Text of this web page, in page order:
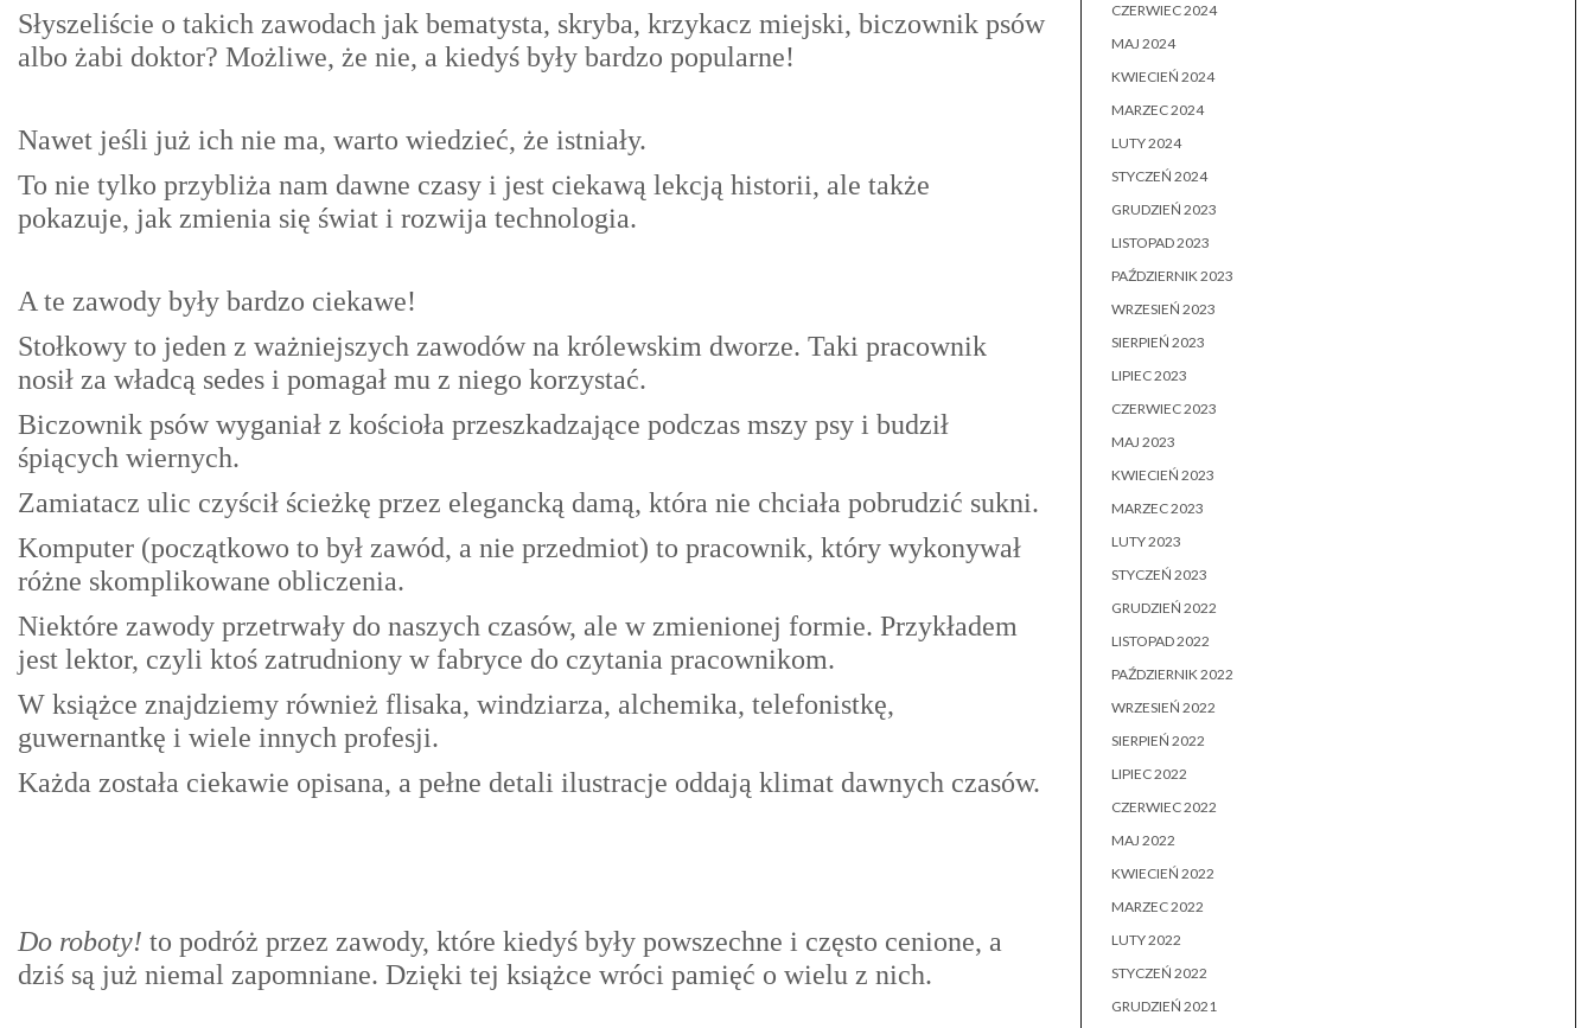
Słyszeliście o takich zawodach jak bematysta, skryba, krzykacz miejski, biczownik psów
albo żabi doktor? Możliwe, że nie, a kiedyś były bardzo popularne!
Nawet jeśli już ich nie ma, warto wiedzieć, że istniały.
To nie tylko przybliża nam dawne czasy i jest ciekawą lekcją historii, ale także
pokazuje, jak zmienia się świat i rozwija technologia.
A te zawody były bardzo ciekawe!
Stołkowy to jeden z ważniejszych zawodów na królewskim dworze. Taki pracownik
nosił za władcą sedes i pomagał mu z niego korzystać.
Biczownik psów wyganiał z kościoła przeszkadzające podczas mszy psy i budził
śpiących wiernych.
Zamiatacz ulic czyścił ścieżkę przez elegancką damą, która nie chciała pobrudzić sukni.
Komputer (początkowo to był zawód, a nie przedmiot) to pracownik, który wykonywał
różne skomplikowane obliczenia.
Niektóre zawody przetrwały do naszych czasów, ale w zmienionej formie. Przykładem
jest lektor, czyli ktoś zatrudniony w fabryce do czytania pracownikom.
W książce znajdziemy również flisaka, windziarza, alchemika, telefonistkę,
guwernantkę i wiele innych profesji.
Każda została ciekawie opisana, a pełne detali ilustracje oddają klimat dawnych czasów.
Do roboty! to podróż przez zawody, które kiedyś były powszechne i często cenione, a
dziś są już niemal zapomniane. Dzięki tej książce wróci pamięć o wielu z nich.
CZERWIEC 2024
MAJ 2024
KWIECIEŃ 2024
MARZEC 2024
LUTY 2024
STYCZEŃ 2024
GRUDZIEŃ 2023
LISTOPAD 2023
PAŹDZIERNIK 2023
WRZESIEŃ 2023
SIERPIEŃ 2023
LIPIEC 2023
CZERWIEC 2023
MAJ 2023
KWIECIEŃ 2023
MARZEC 2023
LUTY 2023
STYCZEŃ 2023
GRUDZIEŃ 2022
LISTOPAD 2022
PAŹDZIERNIK 2022
WRZESIEŃ 2022
SIERPIEŃ 2022
LIPIEC 2022
CZERWIEC 2022
MAJ 2022
KWIECIEŃ 2022
MARZEC 2022
LUTY 2022
STYCZEŃ 2022
GRUDZIEŃ 2021